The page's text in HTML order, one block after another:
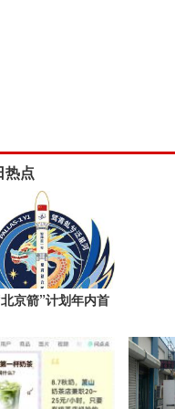
热点
京箭”计划年内首